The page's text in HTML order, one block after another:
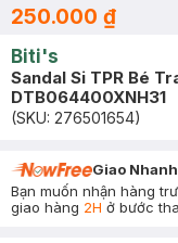
250.000 ₫
Biti's
Sandal Si TPR Bé
DTB064400XNH31
(SKU: 276501654)
Giao
Bạn muốn nhận hàng
giao hàng 2H ở bước